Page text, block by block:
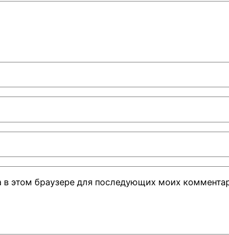
в этом браузере для последующих моих